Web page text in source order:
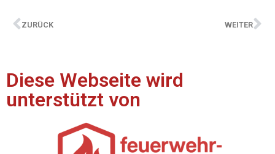
ZURÜCK WEITER
Diese Webseite wird
unterstützt von